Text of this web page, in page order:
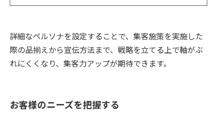
詳細なペルソナを設定することで、集客施策を実施した
際の品揃えから宣伝方法まで、戦略を立てる上で軸がぶ
れにくくなり、集客力アップが期待できます。
お客様のニーズを把握する